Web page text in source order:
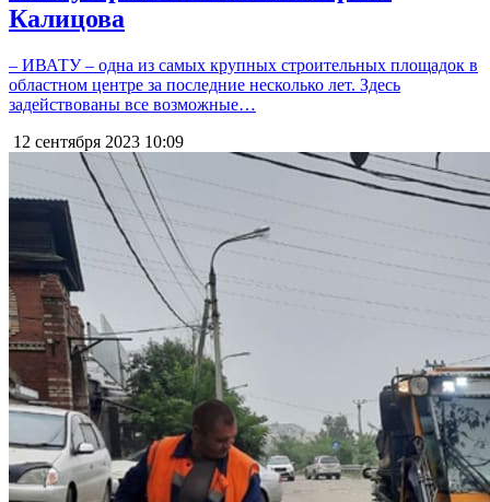
Калицова
– ИВАТУ – одна из самых крупных строительных площадок в
областном центре за последние несколько лет. Здесь
задействованы все возможные…
12 сентября 2023 10:09